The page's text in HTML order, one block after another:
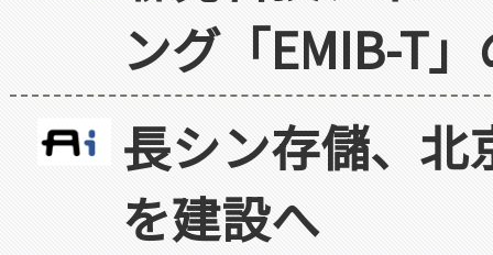
ング「EMIB-T
長シン存儲、北
を建設へ